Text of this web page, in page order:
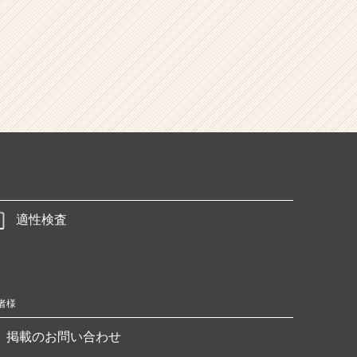
適性検査
様
掲載のお問い合わせ